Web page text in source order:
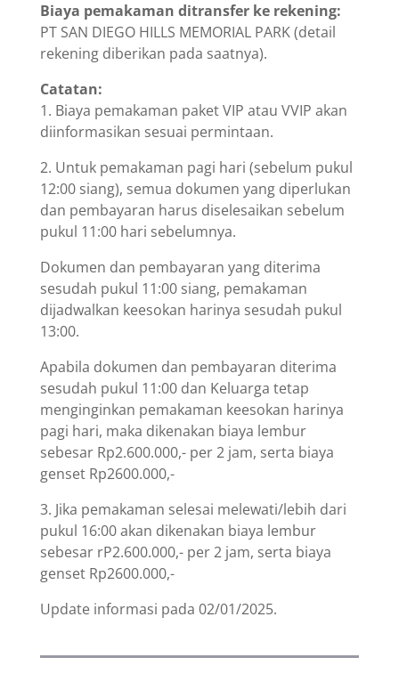
Biaya pemakaman ditransfer ke rekening:
PT SAN DIEGO HILLS MEMORIAL PARK (detail
rekening diberikan pada saatnya).
Catatan:
1. Biaya pemakaman paket VIP atau VVIP akan
diinformasikan sesuai permintaan.
2. Untuk pemakaman pagi hari (sebelum pukul
12:00 siang), semua dokumen yang diperlukan
dan pembayaran harus diselesaikan sebelum
pukul 11:00 hari sebelumnya.
Dokumen dan pembayaran yang diterima
sesudah pukul 11:00 siang, pemakaman
dijadwalkan keesokan harinya sesudah pukul
13:00.
Apabila dokumen dan pembayaran diterima
sesudah pukul 11:00 dan Keluarga tetap
menginginkan pemakaman keesokan harinya
pagi hari, maka dikenakan biaya lembur
sebesar Rp2.600.000,- per 2 jam, serta biaya
genset Rp2600.000,-
3. Jika pemakaman selesai melewati/lebih dari
pukul 16:00 akan dikenakan biaya lembur
sebesar rP2.600.000,- per 2 jam, serta biaya
genset Rp2600.000,-
Update informasi pada 02/01/2025.